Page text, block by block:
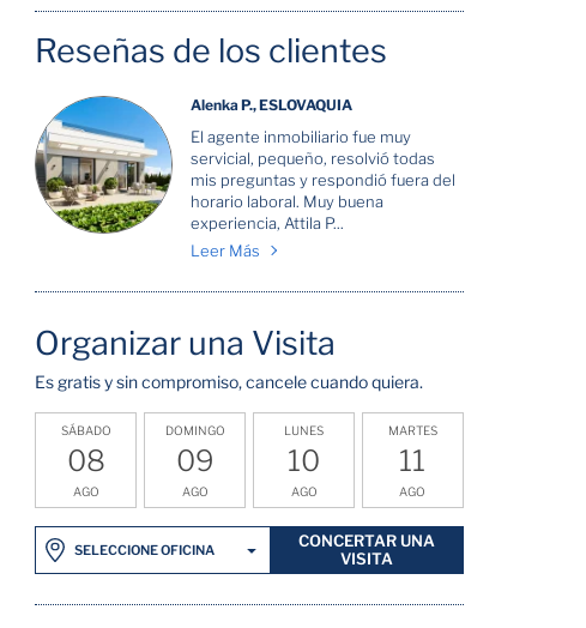
Reseñas de los clientes
Alenka P., ESLOVAQUIA
El agente inmobiliario fue muy
servicial, pequeño, resolvió todas
mis preguntas y respondió fuera del
horario laboral. Muy buena
experiencia, Attila P...
Leer Más
Organizar una Visita
Es gratis y sin compromiso, cancele cuando quiera.
SÁBADO
08
AGO
DOMINGO
09
AGO
LUNES
10
AGO
MARTES
11
AGO
SELECCIONE OFICINA
CONCERTAR UNA
VISITA